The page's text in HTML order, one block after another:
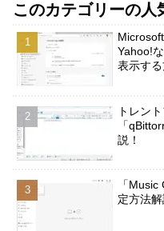
このカテゴリーの人
Yahoo!
表示す
トレン
「
説！
「
定方法